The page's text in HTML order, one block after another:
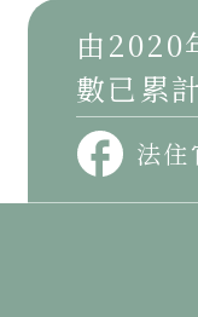
由2020
數已累計
法